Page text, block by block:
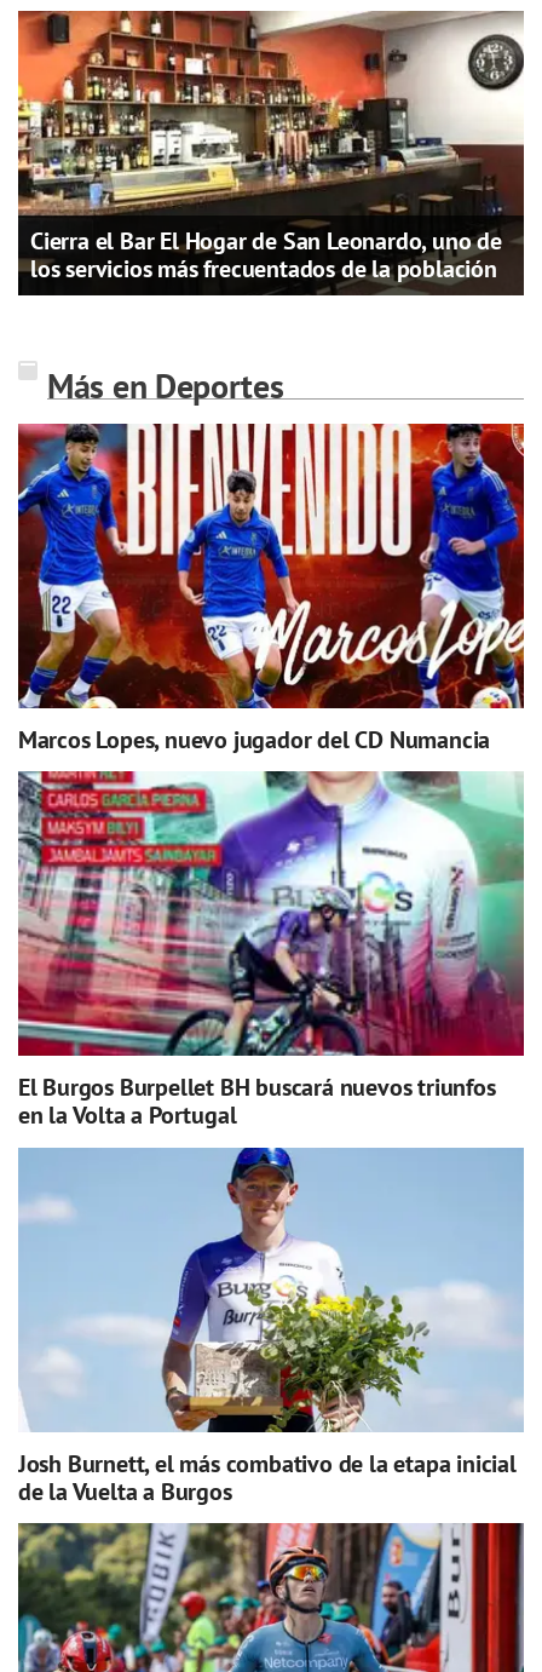
Cierra el Bar El Hogar de San Leonardo, uno de
los servicios más frecuentados de la población
Más en Deportes
Marcos Lopes, nuevo jugador del CD Numancia
El Burgos Burpellet BH buscará nuevos triunfos
en la Volta a Portugal
Josh Burnett, el más combativo de la etapa inicial
de la Vuelta a Burgos